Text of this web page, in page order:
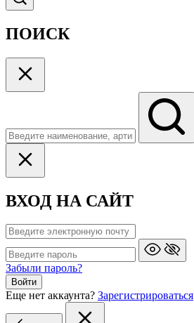
ПОИСК
ВХОД НА САЙТ
Забыли пароль?
Войти
Еще нет аккаунта? Зарегистрироваться